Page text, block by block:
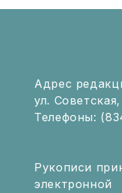
Адрес
ул.
Телефоны:
Рукописи
электронной